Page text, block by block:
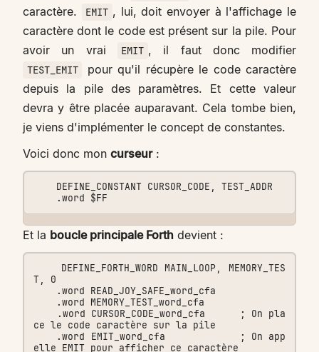
caractère.
EMIT , lui, doit envoyer à l'affichage le
caractère dont le code est présent sur la pile. Pour
avoir un vrai
EMIT , il faut donc modifier
TEST_EMIT
pour qu'il récupère le code caractère
depuis la pile des paramètres. Et cette valeur
devra y être placée auparavant. Cela tombe bien,
je viens d'implémenter le concept de constantes.
Voici donc mon curseur:
Et la boucle principale Forth devient :
T, 0
ce le code caractère sur la pile
elle EMIT pour afficher ce caractère